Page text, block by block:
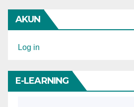
AKUN
Log in
E-LEARNING